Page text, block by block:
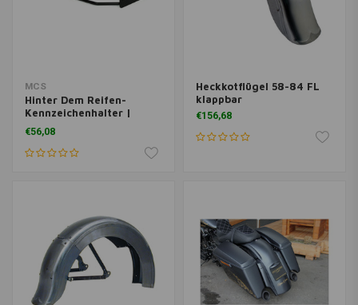
MCS
Hinter Dem Reifen-
Kennzeichenhalter |
Achshalterung | Schwarz
€56,08
Heckkotflügel 58-84 FL
klappbar
€156,68